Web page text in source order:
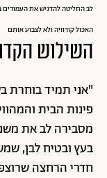
לב החליטה להדגיש את
האכול קורוזיה ולא לצבוע אותם
השילוש
"אני תמיד בוחרת
פינות הבית
מסבירה לב את
בעץ ובטיח לבן,
חדרי הרחצה